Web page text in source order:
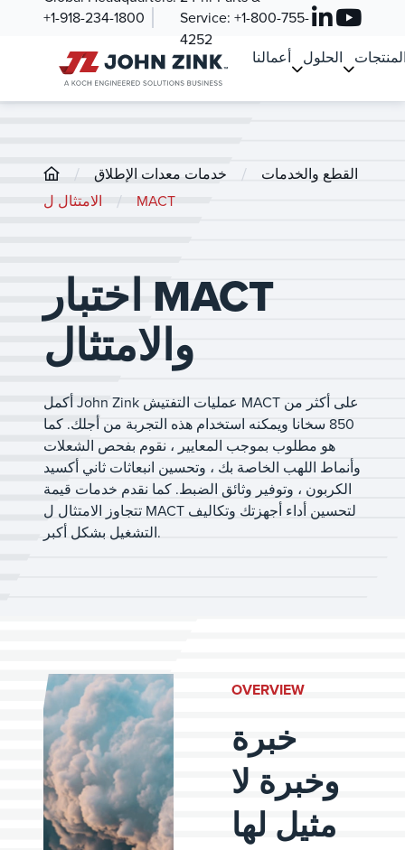
+1-918-234-1800
Service: +1-800-755-
4252
أعمالنا
الحلول
/ القطع والخدمات / خدمات معدات الإطلاق
/ الامتثال ل MACT
اختبار MACT
والامتثال
أكمل John Zink عمليات التفتيش MACT على أكثر من
850 سخانا ويمكنه استخدام هذه التجربة من أجلك. كما
هو مطلوب بموجب المعايير ، نقوم بفحص الشعلات
وأنماط اللهب الخاصة بك ، وتحسين انبعاثات ثاني أكسيد
الكربون ، وتوفير وثائق الضبط. كما نقدم خدمات قيمة
تتجاوز الامتثال ل MACT لتحسين أداء أجهزتك وتكاليف
التشغيل بشكل أكبر.
OVERVIEW
خبرة
وخبرة لا
مثيل لها